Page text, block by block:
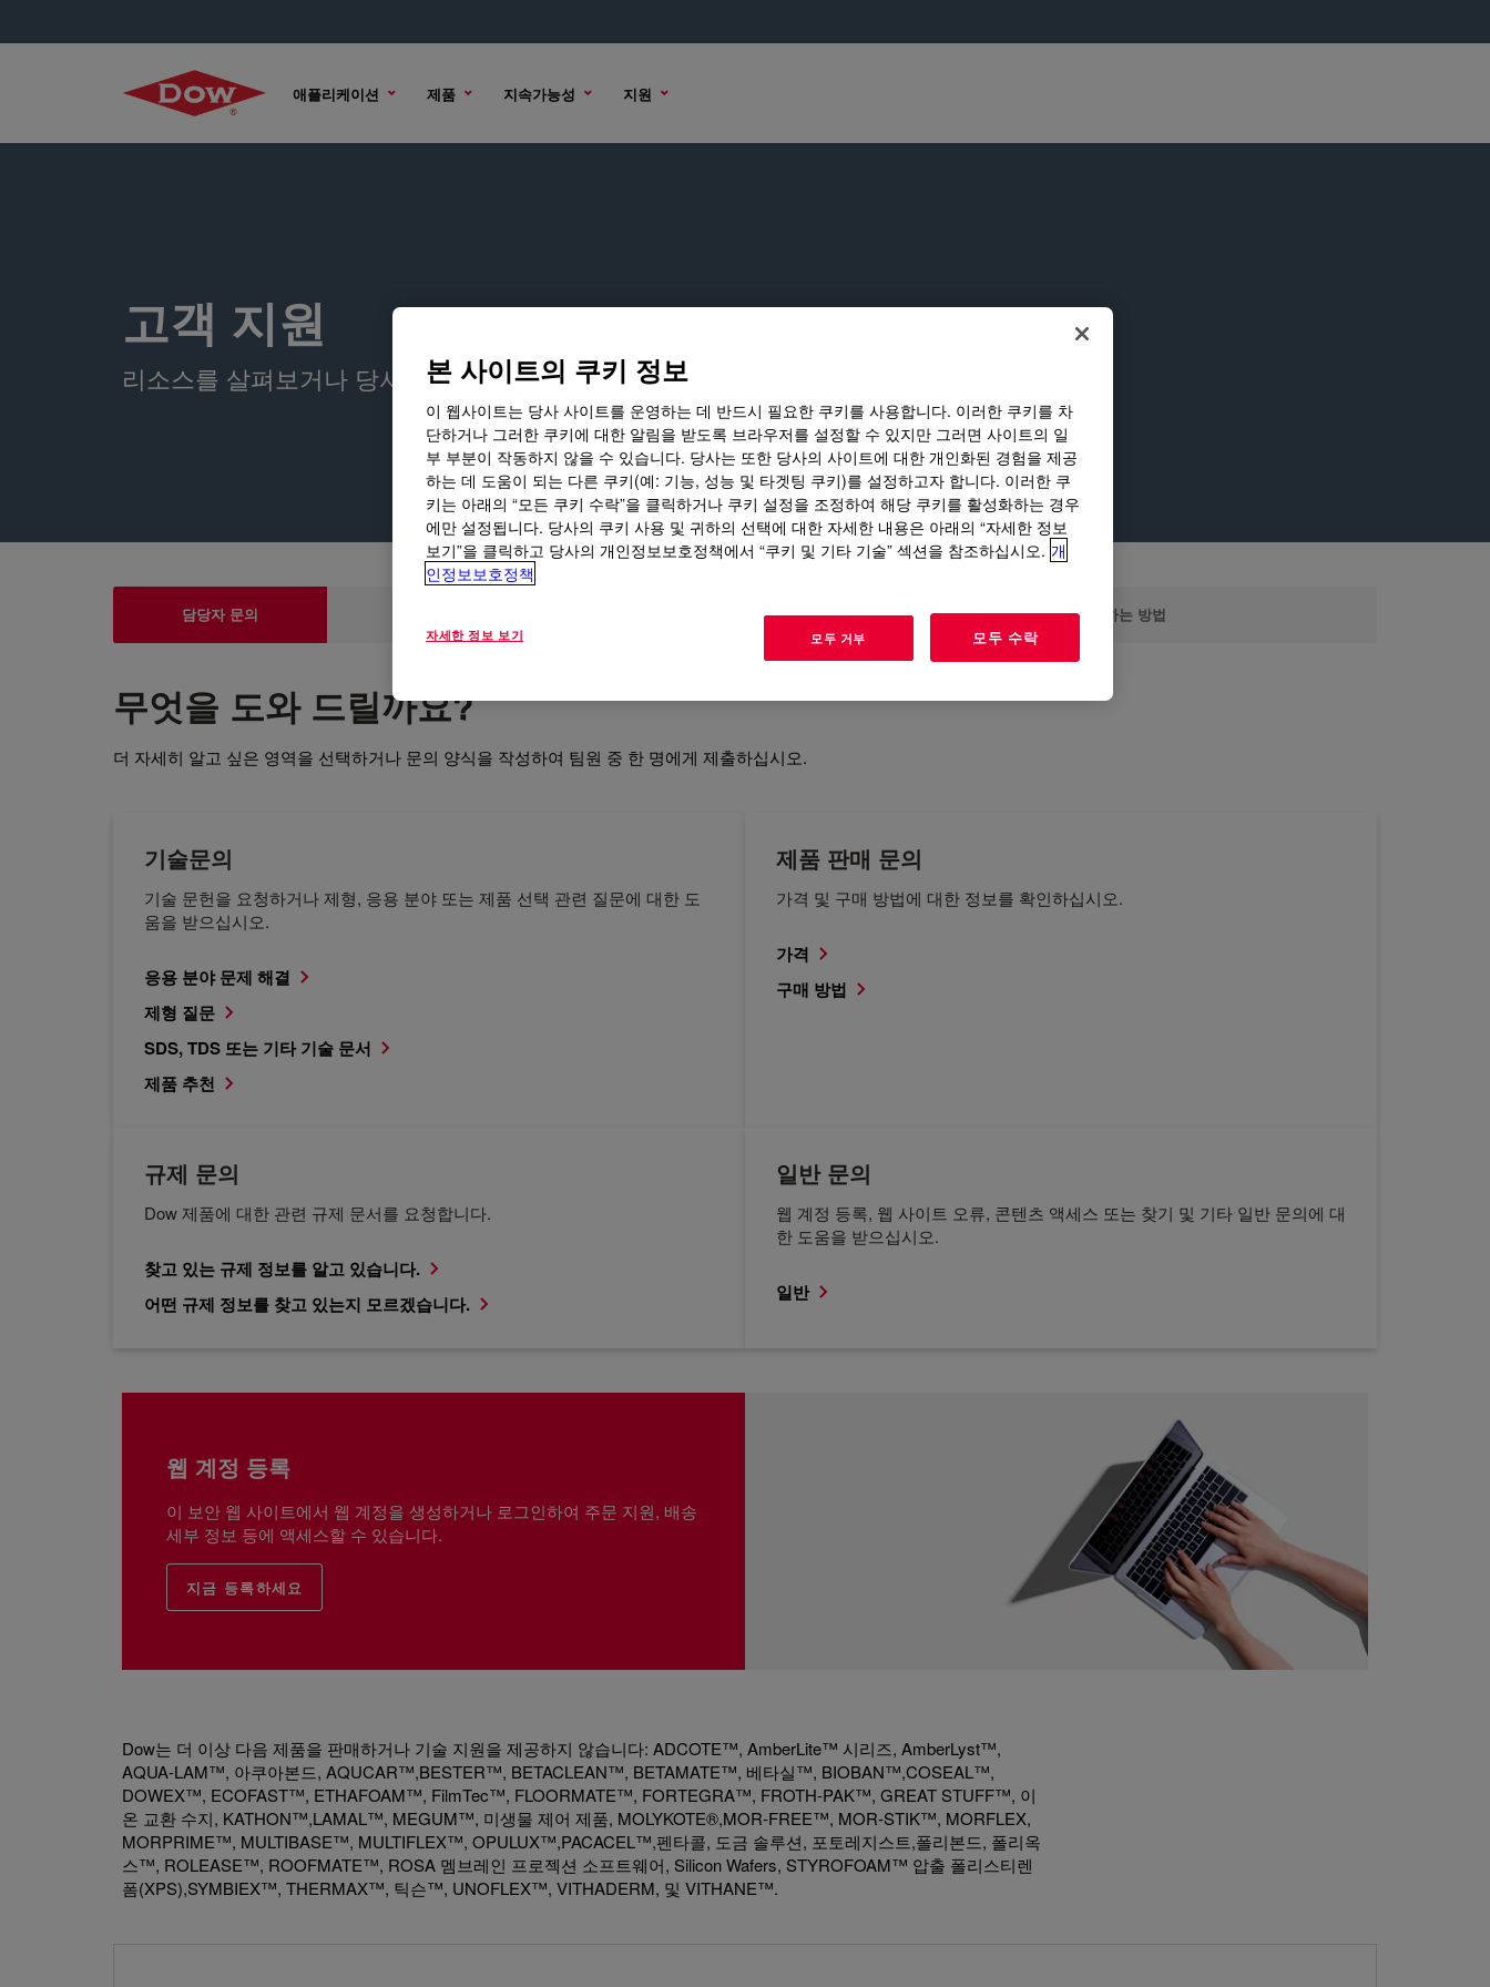
애플리케이션 제품 지속가능성 지원
고객 지원
리소스를 살펴보거나 당사에 문의하십시오.
담당자 문의 규제 DOW.COM을 사용하는 방법
무엇을 도와 드릴까요?
더 자세히 알고 싶은 영역을 선택하거나 문의 양식을 작성하여 팀원 중 한 명에게 제출하십시오.
기술문의
기술 문헌을 요청하거나 제형, 응용 분야 또는 제품 선택 관련 질문에 대한 도
움을 받으십시오.
응용 분야 문제 해결
제형 질문
SDS, TDS 또는 기타 기술 문서
제품 추천
제품 판매 문의
가격 및 구매 방법에 대한 정보를 확인하십시오.
가격
구매 방법
규제 문의
Dow 제품에 대한 관련 규제 문서를 요청합니다.
찾고 있는 규제 정보를 알고 있습니다.
어떤 규제 정보를 찾고 있는지 모르겠습니다.
일반 문의
웹 계정 등록, 웹 사이트 오류, 콘텐츠 액세스 또는 찾기 및 기타 일반 문의에 대
한 도움을 받으십시오.
일반
웹 계정 등록
이 보안 웹 사이트에서 웹 계정을 생성하거나 로그인하여 주문 지원, 배송
세부 정보 등에 액세스할 수 있습니다.
지금 등록하세요
Dow는 더 이상 다음 제품을 판매하거나 기술 지원을 제공하지 않습니다: ADCOTE™, AmberLite™ 시리즈, AmberLyst™,
AQUA-LAM™, 아쿠아본드, AQUCAR™,BESTER™, BETACLEAN™, BETAMATE™, 베타실™, BIOBAN™,COSEAL™,
DOWEX™, ECOFAST™, ETHAFOAM™, FilmTec™, FLOORMATE™, FORTEGRA™, FROTH-PAK™, GREAT STUFF™, 이
온 교환 수지, KATHON™,LAMAL™, MEGUM™, 미생물 제어 제품, MOLYKOTE®,MOR-FREE™, MOR-STIK™, MORFLEX,
MORPRIME™, MULTIBASE™, MULTIFLEX™, OPULUX™,PACACEL™,펜타콜, 도금 솔루션, 포토레지스트,폴리본드, 폴리옥
스™, ROLEASE™, ROOFMATE™, ROSA 멤브레인 프로젝션 소프트웨어, Silicon Wafers, STYROFOAM™ 압출 폴리스티렌
폼(XPS),SYMBIEX™, THERMAX™, 틱슨™, UNOFLEX™, VITHADERM, 및 VITHANE™.
본 사이트의 쿠키 정보
이 웹사이트는 당사 사이트를 운영하는 데 반드시 필요한 쿠키를 사용합니다. 이러한 쿠키를 차
단하거나 그러한 쿠키에 대한 알림을 받도록 브라우저를 설정할 수 있지만 그러면 사이트의 일
부 부분이 작동하지 않을 수 있습니다. 당사는 또한 당사의 사이트에 대한 개인화된 경험을 제공
하는 데 도움이 되는 다른 쿠키(예: 기능, 성능 및 타겟팅 쿠키)를 설정하고자 합니다. 이러한 쿠
키는 아래의 “모든 쿠키 수락”을 클릭하거나 쿠키 설정을 조정하여 해당 쿠키를 활성화하는 경우
에만 설정됩니다. 당사의 쿠키 사용 및 귀하의 선택에 대한 자세한 내용은 아래의 “자세한 정보
보기”을 클릭하고 당사의 개인정보보호정책에서 “쿠키 및 기타 기술” 섹션을 참조하십시오. 개
인정보보호정책
자세한 정보 보기 모두 거부 모두 수락